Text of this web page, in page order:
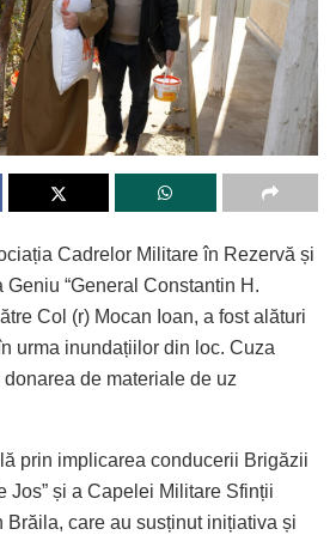
Cadrelor Militare în Rezervă și
“General Constantin H.
Col (r) Mocan Ioan, a fost alături
urma inundațiilor din loc. Cuza
de materiale de uz
prin implicarea conducerii Brigăzii
Jos” și a Capelei Militare Sfinții
Brăila, care au susținut inițiativa și